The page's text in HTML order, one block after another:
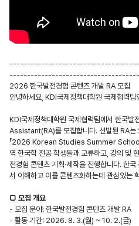
2026 한국발전경험 콘텐츠 개발 RA 모집
안녕하세요 , KDI국제정책대학원 국제협력팀
KDI국제정책대학원 국제협력팀에서 한국발
Assistant(RA)를 모집합니다. 선발된 RA는
「2026 Korean Studies Summer
역 한국학 전공 학생들과 교류하고 강의 및
전경험 콘텐츠 기획·제작을 진행합니다. 한국
서 이해하고 이를 콘텐츠화하는데 관심있는
□ 모집 개요
- 모집 분야: 한국발전경험 콘텐츠 개발 RA
- 활동 기간: 2026. 8. 3.(월) ~ 10. 2.(금)